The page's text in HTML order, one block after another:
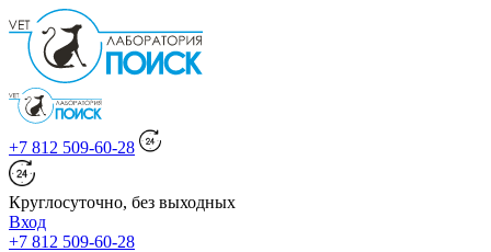
+7 812 509-60-28
Круглосуточно, без выходных
Вход
+7 812 509-60-28